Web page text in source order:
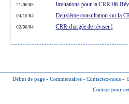
21/06/05 Invitations pour la CRR-06-
04/10/04 Deuxième consultation sur la
02/08/04 CRR chargée de réviser l
Début de page - Commentaires - Contactez-nous -
Contact pour